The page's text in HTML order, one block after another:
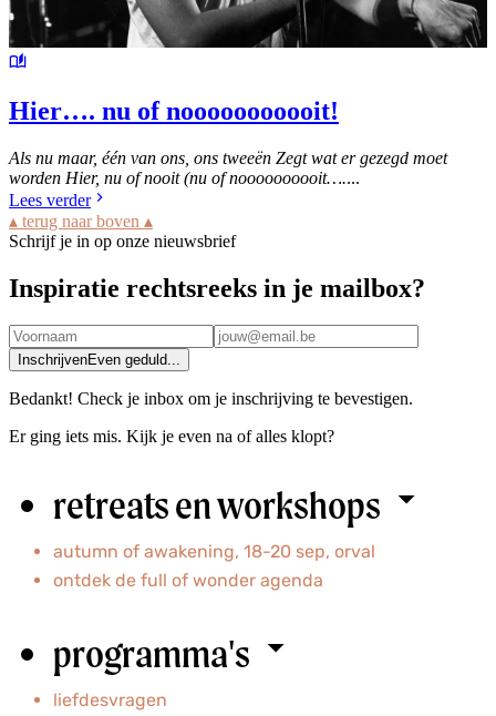
Hier…. nu of nooooooooooit!
Als nu maar, één van ons, ons tweeën Zegt wat er gezegd moet
worden Hier, nu of nooit (nu of noooooooooit…....
Lees verder
▴ terug naar boven ▴
Schrijf je in op onze nieuwsbrief
Inspiratie rechtsreeks in je mailbox?
InschrijvenEven geduld...
Bedankt! Check je inbox om je inschrijving te bevestigen.
Er ging iets mis. Kijk je even na of alles klopt?
retreats en workshops
autumn of awakening, 18-20 sep, orval
ontdek de full of wonder agenda
programma's
liefdesvragen